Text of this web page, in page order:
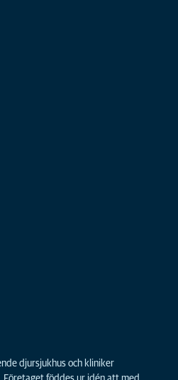
djursjukhus och kliniker